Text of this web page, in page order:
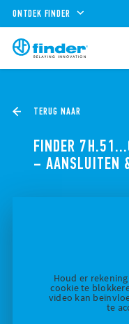
ONTDEK FINDER
TERUG NAAR
FINDER
– AANSLUITEN
Houd er
cookie te
video kan
te